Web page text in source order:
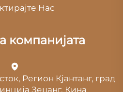
Нас
компанијата
Регион Кјантанг, град
Зеџанг, Кина